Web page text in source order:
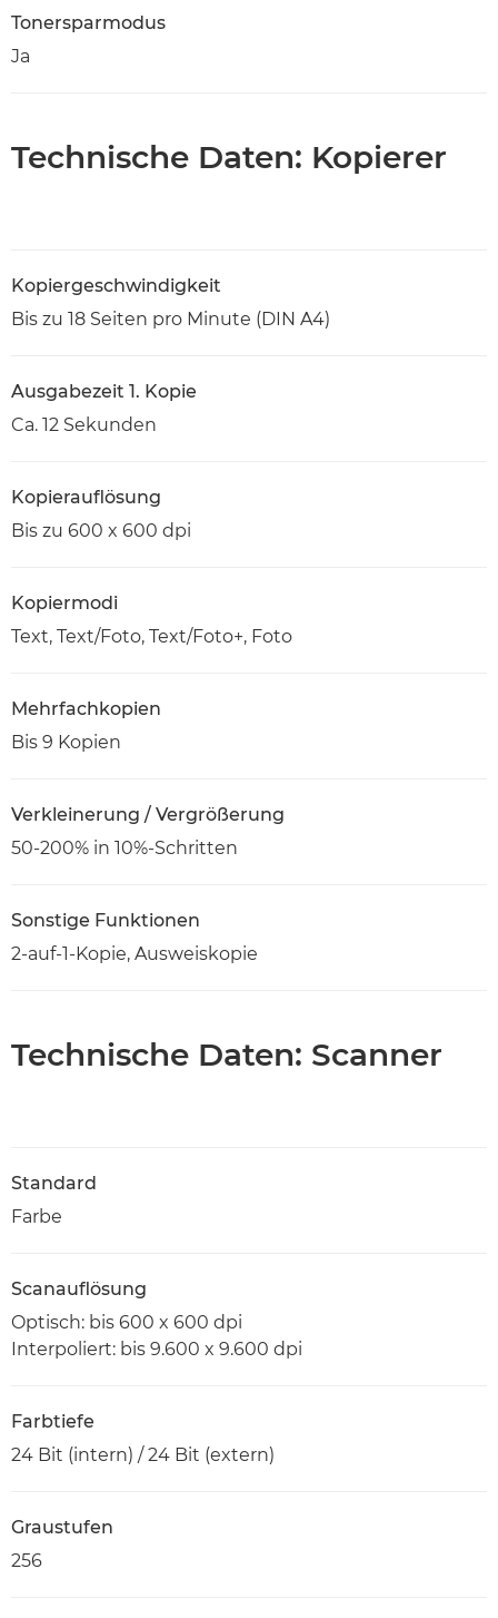
Tonersparmodus
Ja
Technische Daten: Kopierer
Kopiergeschwindigkeit
Bis zu 18 Seiten pro Minute (DIN A4)
Ausgabezeit 1. Kopie
Ca. 12 Sekunden
Kopierauflösung
Bis zu 600 x 600 dpi
Kopiermodi
Text, Text/Foto, Text/Foto+, Foto
Mehrfachkopien
Bis 9 Kopien
Verkleinerung / Vergrößerung
50-200% in 10%-Schritten
Sonstige Funktionen
2-auf-1-Kopie, Ausweiskopie
Technische Daten: Scanner
Standard
Farbe
Scanauflösung
Optisch: bis 600 x 600 dpi
Interpoliert: bis 9.600 x 9.600 dpi
Farbtiefe
24 Bit (intern) / 24 Bit (extern)
Graustufen
256